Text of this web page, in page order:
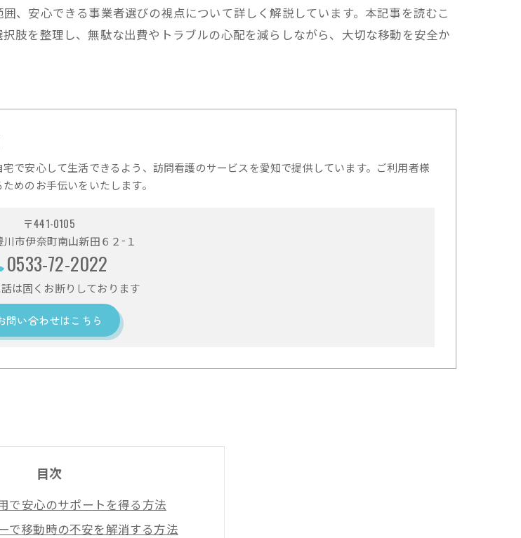
、安心できる事業者選びの視点について詳しく解説しています。本記事を読むこ
肢を整理し、無駄な出費やトラブルの心配を減らしながら、大切な移動を安全か
で安心して生活できるよう、訪問看護のサービスを愛知で提供しています。ご利用者様
めのお手伝いをいたします。
〒441-0105
市伊奈町南山新田６２−１
0533-72-2022
は固くお断りしております
問い合わせはこちら
目次
で安心のサポートを得る方法
で移動時の不安を解消する方法